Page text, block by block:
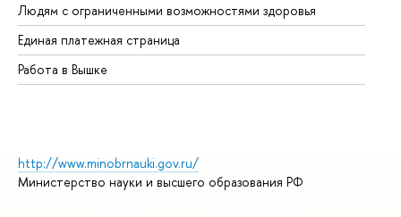
Людям с ограниченными возможностями здоровья
Единая платежная страница
Работа в Вышке
http://www.minobrnauki.gov.ru/
Министерство науки и высшего образования РФ